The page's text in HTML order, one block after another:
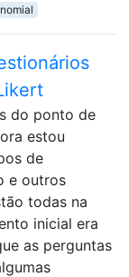
do ponto de
estou
de
e outros
todas na
inicial era
as perguntas